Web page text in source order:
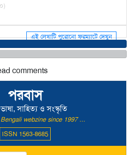
পরবাস
সাহিত্য ও সংস্কৃতি
webzine since 1997 ...
ISSN 1563-8685
এই লেখাটি পুরোনো ফরম্যাটে দেখুন
Make a comment
comments